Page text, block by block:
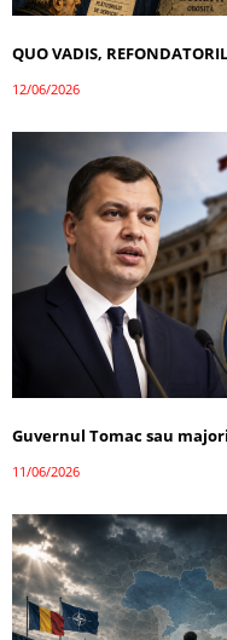
QUO VADIS,
12/06/2026
Guvernul Tomac sau
11/06/2026